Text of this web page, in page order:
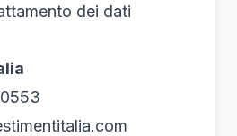
dei dati